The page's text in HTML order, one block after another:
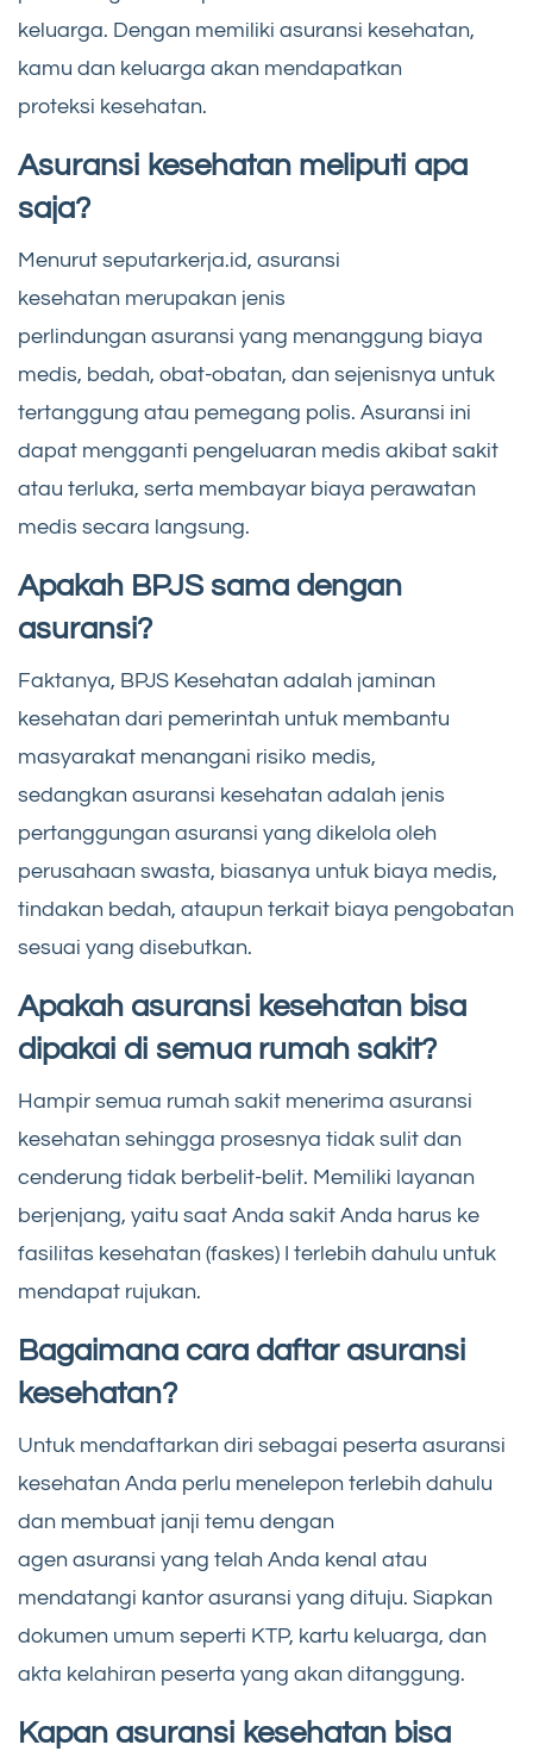
keluarga. Dengan memiliki asuransi kesehatan,
kamu dan keluarga akan mendapatkan
proteksi kesehatan.
Asuransi kesehatan meliputi apa
saja?
Menurut seputarkerja.id, asuransi
kesehatan merupakan jenis
perlindungan asuransi yang menanggung biaya
medis, bedah, obat-obatan, dan sejenisnya untuk
tertanggung atau pemegang polis. Asuransi ini
dapat mengganti pengeluaran medis akibat sakit
atau terluka, serta membayar biaya perawatan
medis secara langsung.
Apakah BPJS sama dengan
asuransi?
Faktanya, BPJS Kesehatan adalah jaminan
kesehatan dari pemerintah untuk membantu
masyarakat menangani risiko medis,
sedangkan asuransi kesehatan adalah jenis
pertanggungan asuransi yang dikelola oleh
perusahaan swasta, biasanya untuk biaya medis,
tindakan bedah, ataupun terkait biaya pengobatan
sesuai yang disebutkan.
Apakah asuransi kesehatan bisa
dipakai di semua rumah sakit?
Hampir semua rumah sakit menerima asuransi
kesehatan sehingga prosesnya tidak sulit dan
cenderung tidak berbelit-belit. Memiliki layanan
berjenjang, yaitu saat Anda sakit Anda harus ke
fasilitas kesehatan (faskes) I terlebih dahulu untuk
mendapat rujukan.
Bagaimana cara daftar asuransi
kesehatan?
Untuk mendaftarkan diri sebagai peserta asuransi
kesehatan Anda perlu menelepon terlebih dahulu
dan membuat janji temu dengan
agen asuransi yang telah Anda kenal atau
mendatangi kantor asuransi yang dituju. Siapkan
dokumen umum seperti KTP, kartu keluarga, dan
akta kelahiran peserta yang akan ditanggung.
Kapan asuransi kesehatan bisa